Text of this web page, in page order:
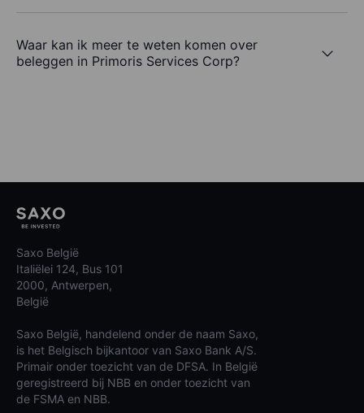
Waar kan ik meer te weten komen over
beleggen in Primoris Services Corp?
Saxo België
Italiëlei 124, Bus 101
2000, Antwerpen,
België
Saxo België, handelend onder de naam Saxo,
is het Belgisch bijkantoor van Saxo Bank A/S.
Primair onder toezicht van de DFSA. In België
geregistreerd bij NBB en onder toezicht van
de FSMA en NBB.